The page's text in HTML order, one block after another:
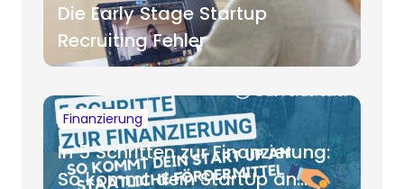
Die Early Stage Startup
Recruiting Fehler
Finanzierung
In 5 Schritten zur Finanzierung:
So kommt dein StartUp an